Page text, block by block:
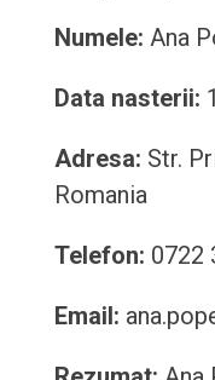
Numele: Ana
Data nasterii:
Adresa: Str.
Romania
Telefon: 0722
Email: